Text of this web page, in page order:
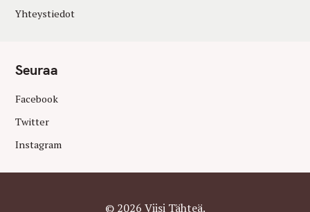
Yhteystiedot
Seuraa
Facebook
Twitter
Instagram
© 2026 Viisi Tähteä.